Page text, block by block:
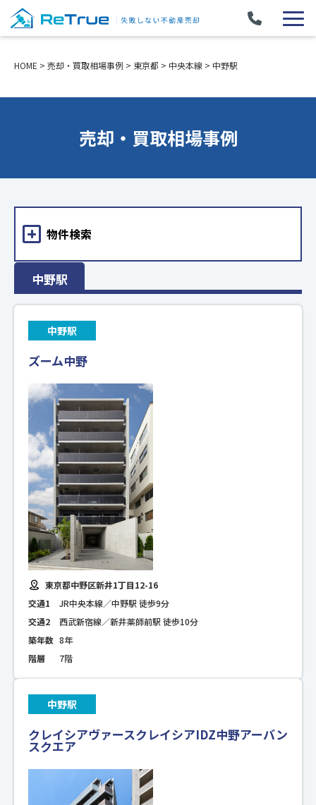
HOME > 売却・買取相場事例 > 東京都 > 中央本線 > 中野駅
売却・買取相場事例
中野駅
中野駅
ズーム中野
東京都中野区新井1丁目12-16
交通1
JR中央本線／中野駅 徒歩9分
交通2
西武新宿線／新井薬師前駅 徒歩10分
築年数 8年
階層
7階
中野駅
クレイシアヴァースクレイシアIDZ中野アーバン
スクエア
物件検索